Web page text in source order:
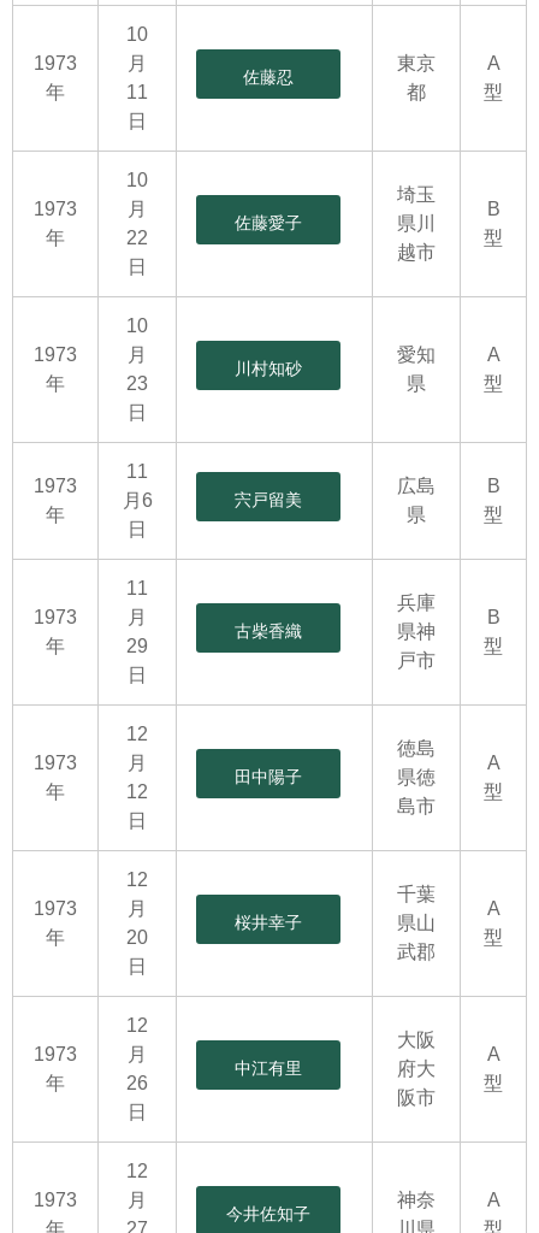
1973
年
10
月
11
日
佐藤忍
東京
都
A
型
1973
年
10
月
22
日
佐藤愛子
埼玉
県川
越市
B
型
1973
年
10
月
23
日
川村知砂
愛知
県
A
型
1973
年
11
月6
日
宍戸留美
広島
県
B
型
1973
年
11
月
29
日
古柴香織
兵庫
県神
戸市
B
型
1973
年
12
月
12
日
田中陽子
徳島
県徳
島市
A
型
1973
年
12
月
20
日
桜井幸子
千葉
県山
武郡
A
型
1973
年
12
月
26
日
中江有里
大阪
府大
阪市
A
型
1973
年
12
月
27
今井佐知子
神奈
川県
A
型